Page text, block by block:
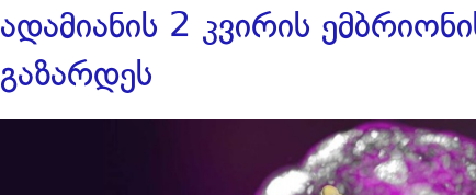
ადამიანის 2 კვირის
გაზარდეს